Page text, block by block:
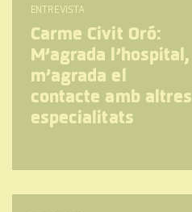
ENTREVISTA
Carme Civit Oró:
M’agrada l’hospital,
m’agrada el
contacte amb altres
especialitats